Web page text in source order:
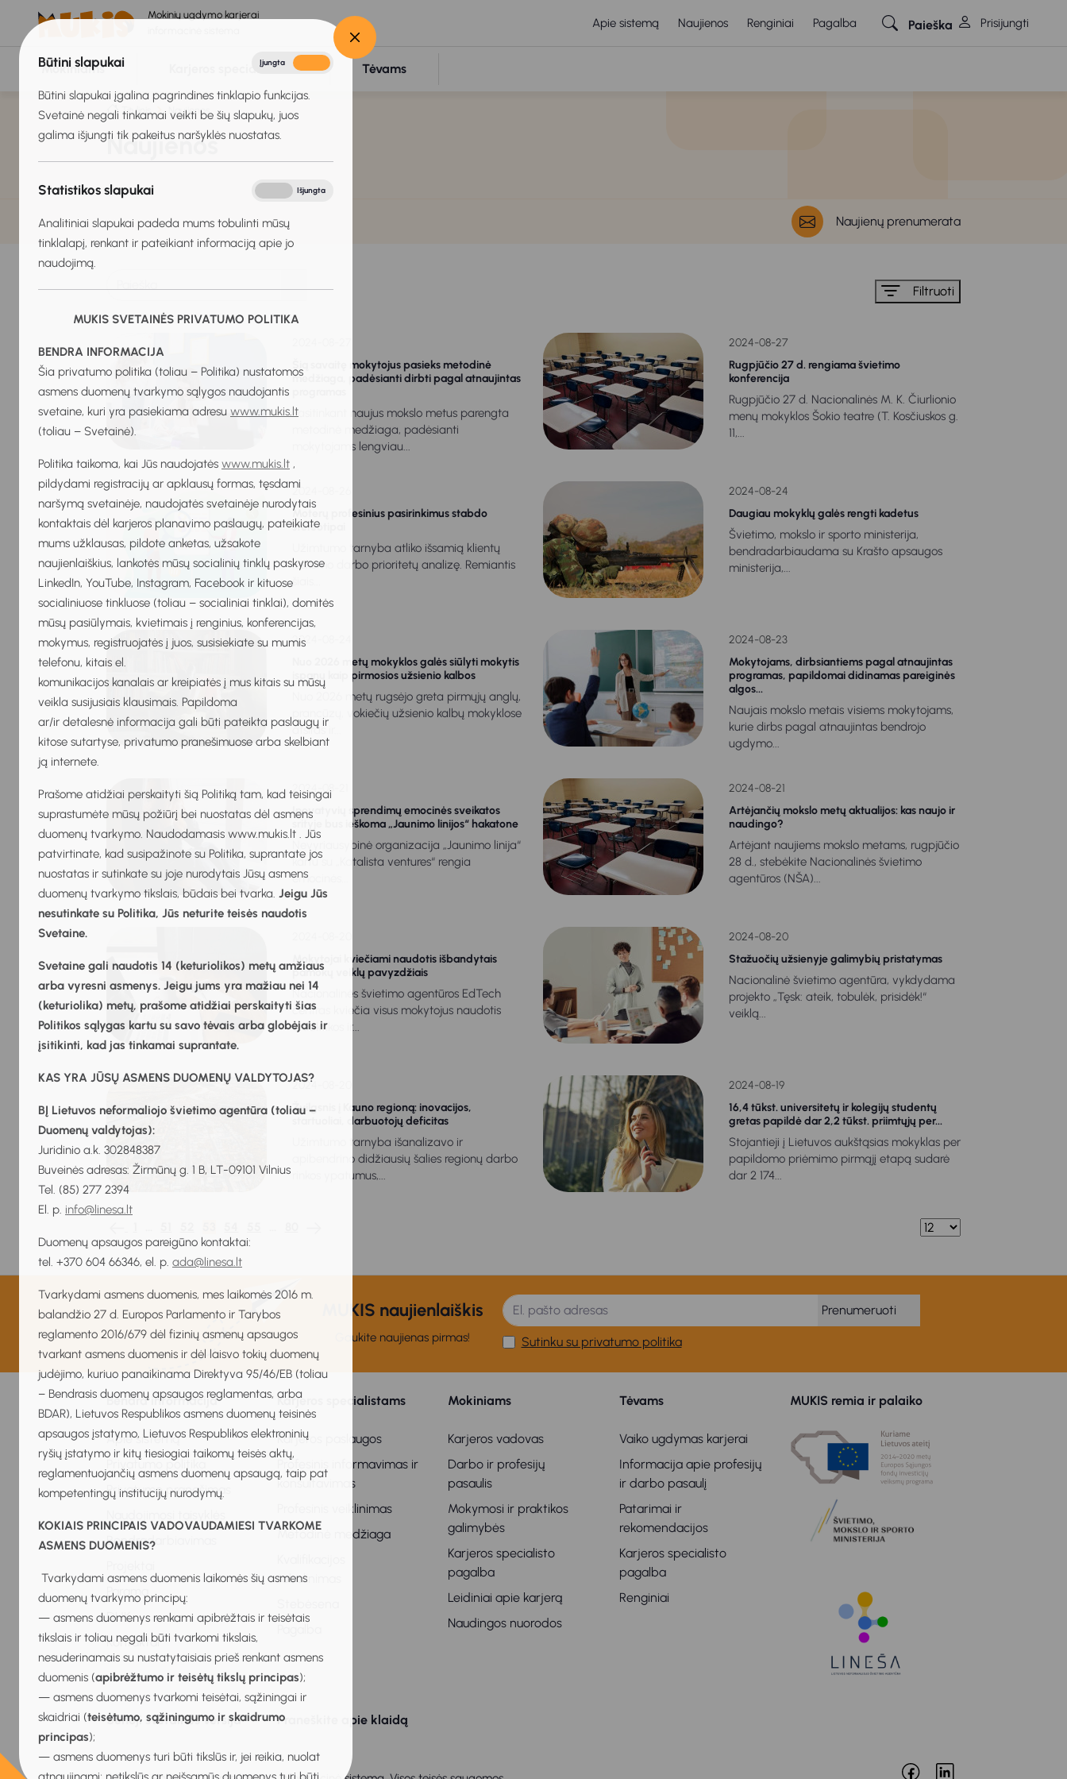
Būtini slapukai Įjungta
Būtini slapukai įgalina pagrindines tinklapio funkcijas.
Svetainė negali tinkamai veikti be šių slapukų, juos
galima išjungti tik pakeitus naršyklės nuostatas.
Statistikos slapukai Išjungta
Analitiniai slapukai padeda mums tobulinti mūsų
tinklalapį, renkant ir pateikiant informaciją apie jo
naudojimą.
MUKIS SVETAINĖS PRIVATUMO POLITIKA
BENDRA INFORMACIJA
Šia privatumo politika (toliau – Politika) nustatomos
asmens duomenų tvarkymo sąlygos naudojantis
svetaine, kuri yra pasiekiama adresu www.mukis.lt
(toliau – Svetainė).
Politika taikoma, kai Jūs naudojatės www.mukis.lt ,
pildydami registracijų ar apklausų formas, tęsdami
naršymą svetainėje, naudojatės svetainėje nurodytais
kontaktais dėl karjeros planavimo paslaugų, pateikiate
mums užklausas, pildote anketas, užsakote
naujienlaiškius, lankotės mūsų socialinių tinklų paskyrose
LinkedIn, YouTube, Instagram, Facebook ir kituose
socialiniuose tinkluose (toliau – socialiniai tinklai), domitės
mūsų pasiūlymais, kvietimais į renginius, konferencijas,
mokymus, registruojatės į juos, susisiekiate su mumis
telefonu, kitais el.
komunikacijos kanalais ar kreipiatės į mus kitais su mūsų
veikla susijusiais klausimais. Papildoma
ar/ir detalesnė informacija gali būti pateikta paslaugų ir
kitose sutartyse, privatumo pranešimuose arba skelbiant
ją internete.
Prašome atidžiai perskaityti šią Politiką tam, kad teisingai
suprastumėte mūsų požiūrį bei nuostatas dėl asmens
duomenų tvarkymo. Naudodamasis www.mukis.lt . Jūs
patvirtinate, kad susipažinote su Politika, suprantate jos
nuostatas ir sutinkate su joje nurodytais Jūsų asmens
duomenų tvarkymo tikslais, būdais bei tvarka. Jeigu Jūs
nesutinkate su Politika, Jūs neturite teisės naudotis
Svetaine.
Svetaine gali naudotis 14 (keturiolikos) metų amžiaus
arba vyresni asmenys. Jeigu jums yra mažiau nei 14
(keturiolika) metų, prašome atidžiai perskaityti šias
Politikos sąlygas kartu su savo tėvais arba globėjais ir
įsitikinti, kad jas tinkamai suprantate.
KAS YRA JŪSŲ ASMENS DUOMENŲ VALDYTOJAS?
BĮ Lietuvos neformaliojo švietimo agentūra (toliau –
Duomenų valdytojas):
Juridinio a.k. 302848387
Buveinės adresas: Žirmūnų g. 1 B, LT-09101 Vilnius
Tel. (85) 277 2394
El. p. info@linesa.lt
Duomenų apsaugos pareigūno kontaktai:
tel. +370 604 66346, el. p. ada@linesa.lt
Tvarkydami asmens duomenis, mes laikomės 2016 m.
balandžio 27 d. Europos Parlamento ir Tarybos
reglamento 2016/679 dėl fizinių asmenų apsaugos
tvarkant asmens duomenis ir dėl laisvo tokių duomenų
judėjimo, kuriuo panaikinama Direktyva 95/46/EB (toliau
– Bendrasis duomenų apsaugos reglamentas, arba
BDAR), Lietuvos Respublikos asmens duomenų teisinės
apsaugos įstatymo, Lietuvos Respublikos elektroninių
ryšių įstatymo ir kitų tiesiogiai taikomų teisės aktų,
reglamentuojančių asmens duomenų apsaugą, taip pat
kompetentingų institucijų nurodymų.
KOKIAIS PRINCIPAIS VADOVAUDAMIESI TVARKOME
ASMENS DUOMENIS?
Tvarkydami asmens duomenis laikomės šių asmens
duomenų tvarkymo principų:
— asmens duomenys renkami apibrėžtais ir teisėtais
tikslais ir toliau negali būti tvarkomi tikslais,
nesuderinamais su nustatytaisiais prieš renkant asmens
duomenis (apibrėžtumo ir teisėtų tikslų principas);
— asmens duomenys tvarkomi teisėtai, sąžiningai ir
skaidriai (teisėtumo, sąžiningumo ir skaidrumo
principas);
— asmens duomenys turi būti tikslūs ir, jei reikia, nuolat
Mokinių ugdymo karjerai
Apie sistemą Naujienos Renginiai Pagalba Paieška Prisijungti
Mokiniams Karjeros specialistams Tėvams
Titulinis Naujienos
Naujienos
Naujienų prenumerata
Filtruoti
Šią savaitę mokytojus pasieks metodinė
medžiaga, padėsianti dirbti pagal atnaujintas
Pasitinkant naujus mokslo metus parengta
metodinė medžiaga, padėsianti
mokytojams lengviau...
2024-08-27
Rugpjūčio 27 d. rengiama švietimo
konferencija
Rugpjūčio 27 d. Nacionalinės M. K. Čiurlionio
menų mokyklos Šokio teatre (T. Kosčiuskos g.
11,...
2024-08-26
Moterų profesinius pasirinkimus stabdo
stereotipai
Užimtumo tarnyba atliko išsamią klientų
ieškomo darbo prioritetų analizę. Remiantis
šiais...
2024-08-24
Daugiau mokyklų galės rengti kadetus
Švietimo, mokslo ir sporto ministerija,
bendradarbiaudama su Krašto apsaugos
ministerija,...
2024-08-24
Nuo 2026 metų mokyklos galės siūlyti mokytis
ispanų kaip pirmosios užsienio kalbos
Nuo 2026 metų rugsėjo greta pirmųjų anglų,
prancūzų, vokiečių užsienio kalbų mokyklose
atsiras ir...
2024-08-23
Mokytojams, dirbsiantiems pagal atnaujintas
programas, papildomai didinamas pareiginės
algos...
Naujais mokslo metais visiems mokytojams,
kurie dirbs pagal atnaujintas bendrojo
ugdymo...
2024-08-21
Inovatyvių sprendimų emocinės sveikatos
srityje bus ieškoma „Jaunimo linijos“ hakatone
Nevyriausybinė organizacija „Jaunimo linija“
kartu su „Katalista ventures“ rengia
emocinės...
2024-08-21
Artėjančių mokslo metų aktualijos: kas naujo ir
naudingo?
Artėjant naujiems mokslo metams, rugpjūčio
28 d., stebėkite Nacionalinės švietimo
agentūros (NŠA)...
Mokytojai kviečiami naudotis išbandytais
pamokų veiklų pavyzdžiais
Nacionalinės švietimo agentūros EdTech
centras kviečia visus mokytojus naudotis
didaktikos ir...
2024-08-20
Stažuočių užsienyje galimybių pristatymas
Nacionalinė švietimo agentūra, vykdydama
projekto „Tęsk: ateik, tobulėk, prisidėk!“
veiklą...
2024-08-20
Žvilgsnis į Kauno regioną: inovacijos,
startuoliai, darbuotojų deficitas
Užimtumo tarnyba išanalizavo ir
apibendrino didžiausių šalies regionų darbo
rinkos ypatumus,...
2024-08-19
16,4 tūkst. universitetų ir kolegijų studentų
gretas papildė dar 2,2 tūkst. priimtųjų per...
Stojantieji į Lietuvos aukštąsias mokyklas per
papildomo priėmimo pirmąjį etapą sudarė
dar 2 174...
MUKIS naujienlaiškis
Gaukite naujienas pirmas!
Prenumeruoti
Sutinku su privatumo politika
Bendra informacija
Apie sistemą
Privatumo politika
Privatumo pranešimas
Bendradarbiavimas
Parama
DUK
Kontaktai
Karjeros specialistams
Karjeros paslaugos
Profesinis informavimas ir
konsultavimas
Profesinis veiklinimas
Metodinė medžiaga
tobulinimas
Mokiniams
Karjeros vadovas
Darbo ir profesijų
pasaulis
Mokymosi ir praktikos
galimybės
Karjeros specialisto
pagalba
Leidiniai apie karjerą
Naudingos nuorodos
Tėvams
Vaiko ugdymas karjerai
Informacija apie profesijų
ir darbo pasaulį
Patarimai ir
rekomendacijos
Karjeros specialisto
pagalba
Renginiai
MUKIS remia ir palaiko
Senoji svetainės versija Praneškite apie klaidą